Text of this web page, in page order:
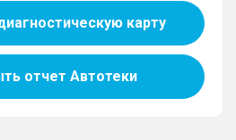
карту
отчет Автотеки